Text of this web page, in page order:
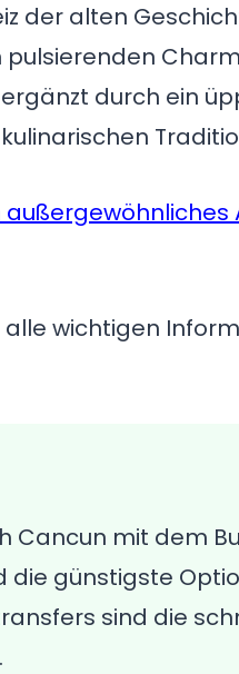
der alten
durch ein
wichtigen
Cancun mit dem
die günstigste
sind die